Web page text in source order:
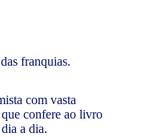
franquias.
com vasta
confere ao livro
a dia.